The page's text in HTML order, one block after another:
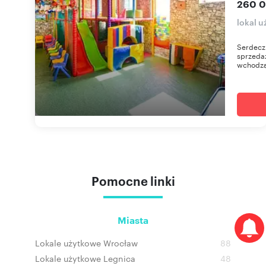
260
lokal
Pomocne linki
Miasta
Lokale użytkowe Wrocław
88
Lokale użytkowe Legnica
48